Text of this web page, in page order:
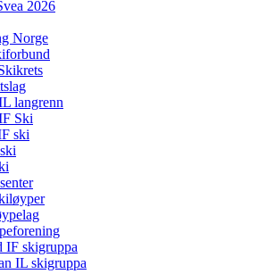
2026
Norge
langrenn
Ski
ski
IF skigruppa
IL skigruppa